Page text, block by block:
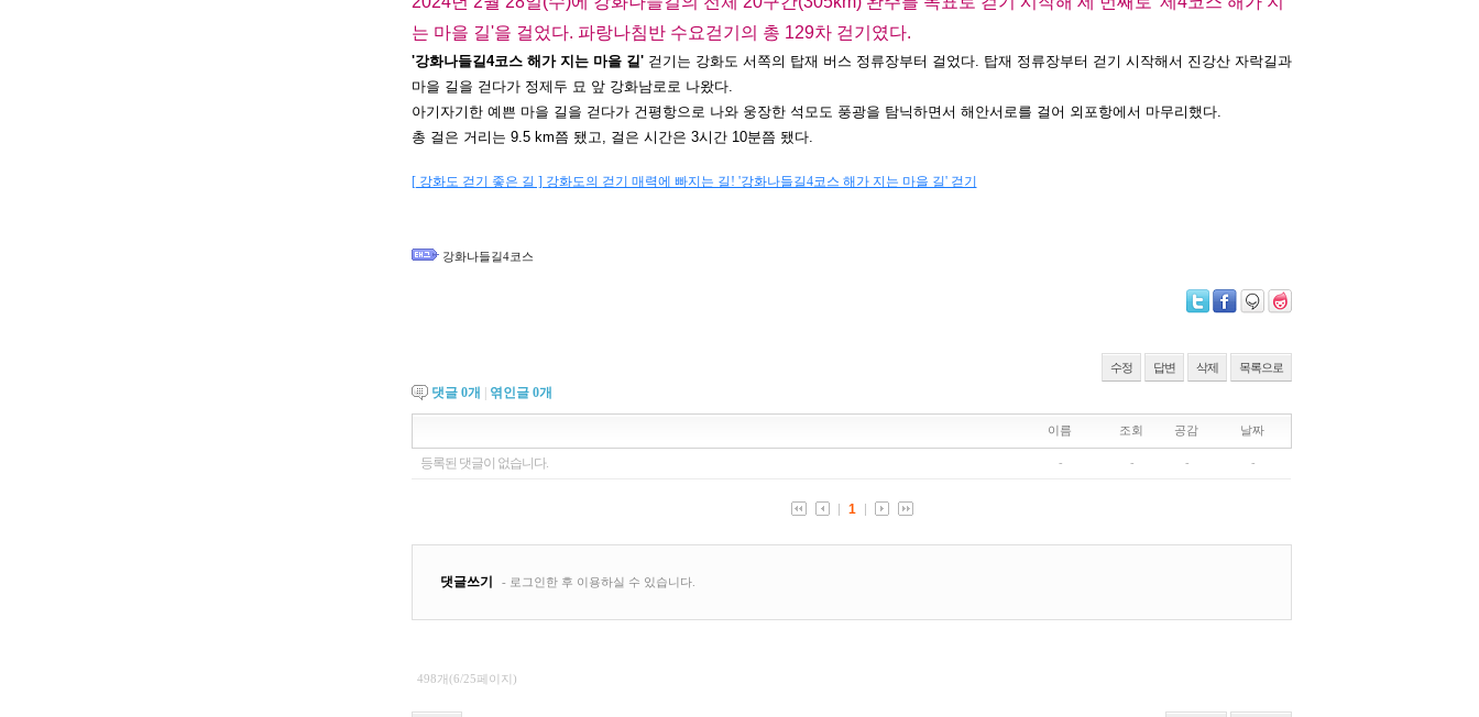
는 마을 길'을 걸었다. 파랑나침반 수요걷기의 총 129차 걷기였다.
'강화나들길4코스 해가 지는 마을 길' 걷기는 강화도 서쪽의 탑재 버스 정류장부터 걸었다. 탑재 정류장부터 걷기 시작해서 진강산 자락길과
마을 길을 걷다가 정제두 묘 앞 강화남로로 나왔다.
아기자기한 예쁜 마을 길을 걷다가 건평항으로 나와 웅장한 석모도 풍광을 탐닉하면서 해안서로를 걸어 외포항에서 마무리했다.
총 걸은 거리는 9.5 km쯤 됐고, 걸은 시간은 3시간 10분쯤 됐다.
[ 강화도 걷기 좋은 길 ] 강화도의 걷기 매력에 빠지는 길! '강화나들길4코스 해가 지는 마을 길' 걷기
강화나들길4코스
수정 답변 삭제 목록으로
댓글 0개 엮인글 0개
498개(6/25페이지)